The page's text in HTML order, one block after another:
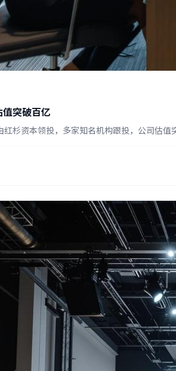
突破百亿
杉资本领投，多家知名机构跟投，公司估值